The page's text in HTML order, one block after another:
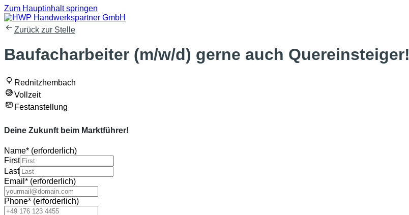
Zum Hauptinhalt springen
Zurück zur Stelle
Baufacharbeiter (m/w/d) gerne auch Quereinsteiger!
Rednitzhembach
Vollzeit
Festanstellung
Deine Zukunft beim Marktführer!
Name* (erforderlich)
First
Last
Email * (erforderlich)
Phone* (erforderlich)